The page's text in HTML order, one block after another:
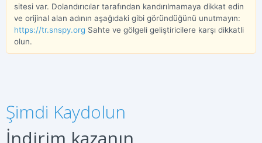
sitesi var. Dolandırıcılar tarafından kandırılmamaya dikkat edin
ve orijinal alan adının aşağıdaki gibi göründüğünü unutmayın:
https://tr.snspy.org Sahte ve gölgeli geliştiricilere karşı dikkatli
olun.
Şimdi Kaydolun
İndirim kazanın
Français